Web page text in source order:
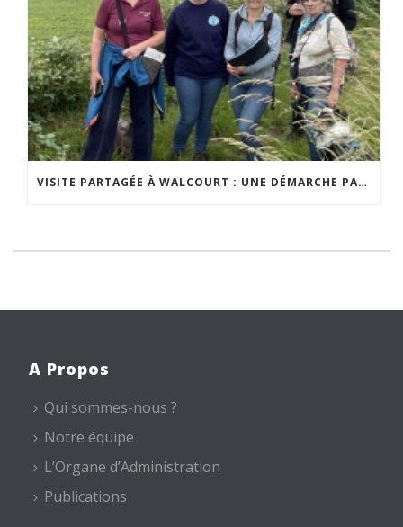
VISITE PARTAGÉE À WALCOURT : UNE DÉMARCHE PARTICIPATIVE ANIMÉE PAR ESPACE ENVIRONNEMENT
A Propos
Qui sommes-nous ?
Notre équipe
L’Organe d’Administration
Publications